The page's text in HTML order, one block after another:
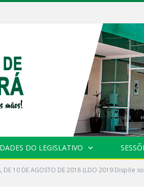
DO LEGISLATIVO
DE 10 DE AGOSTO DE 2018 (LDO 2019